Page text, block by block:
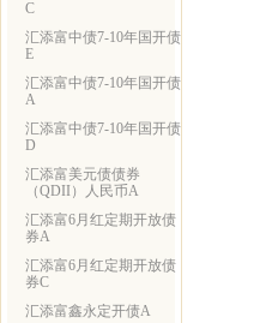
C
汇添富中债7-10年国开债
E
汇添富中债7-10年国开债
A
汇添富中债7-10年国开债
D
汇添富美元债债券
（QDII）人民币A
汇添富6月红定期开放债
券A
汇添富6月红定期开放债
券C
汇添富鑫永定开债A